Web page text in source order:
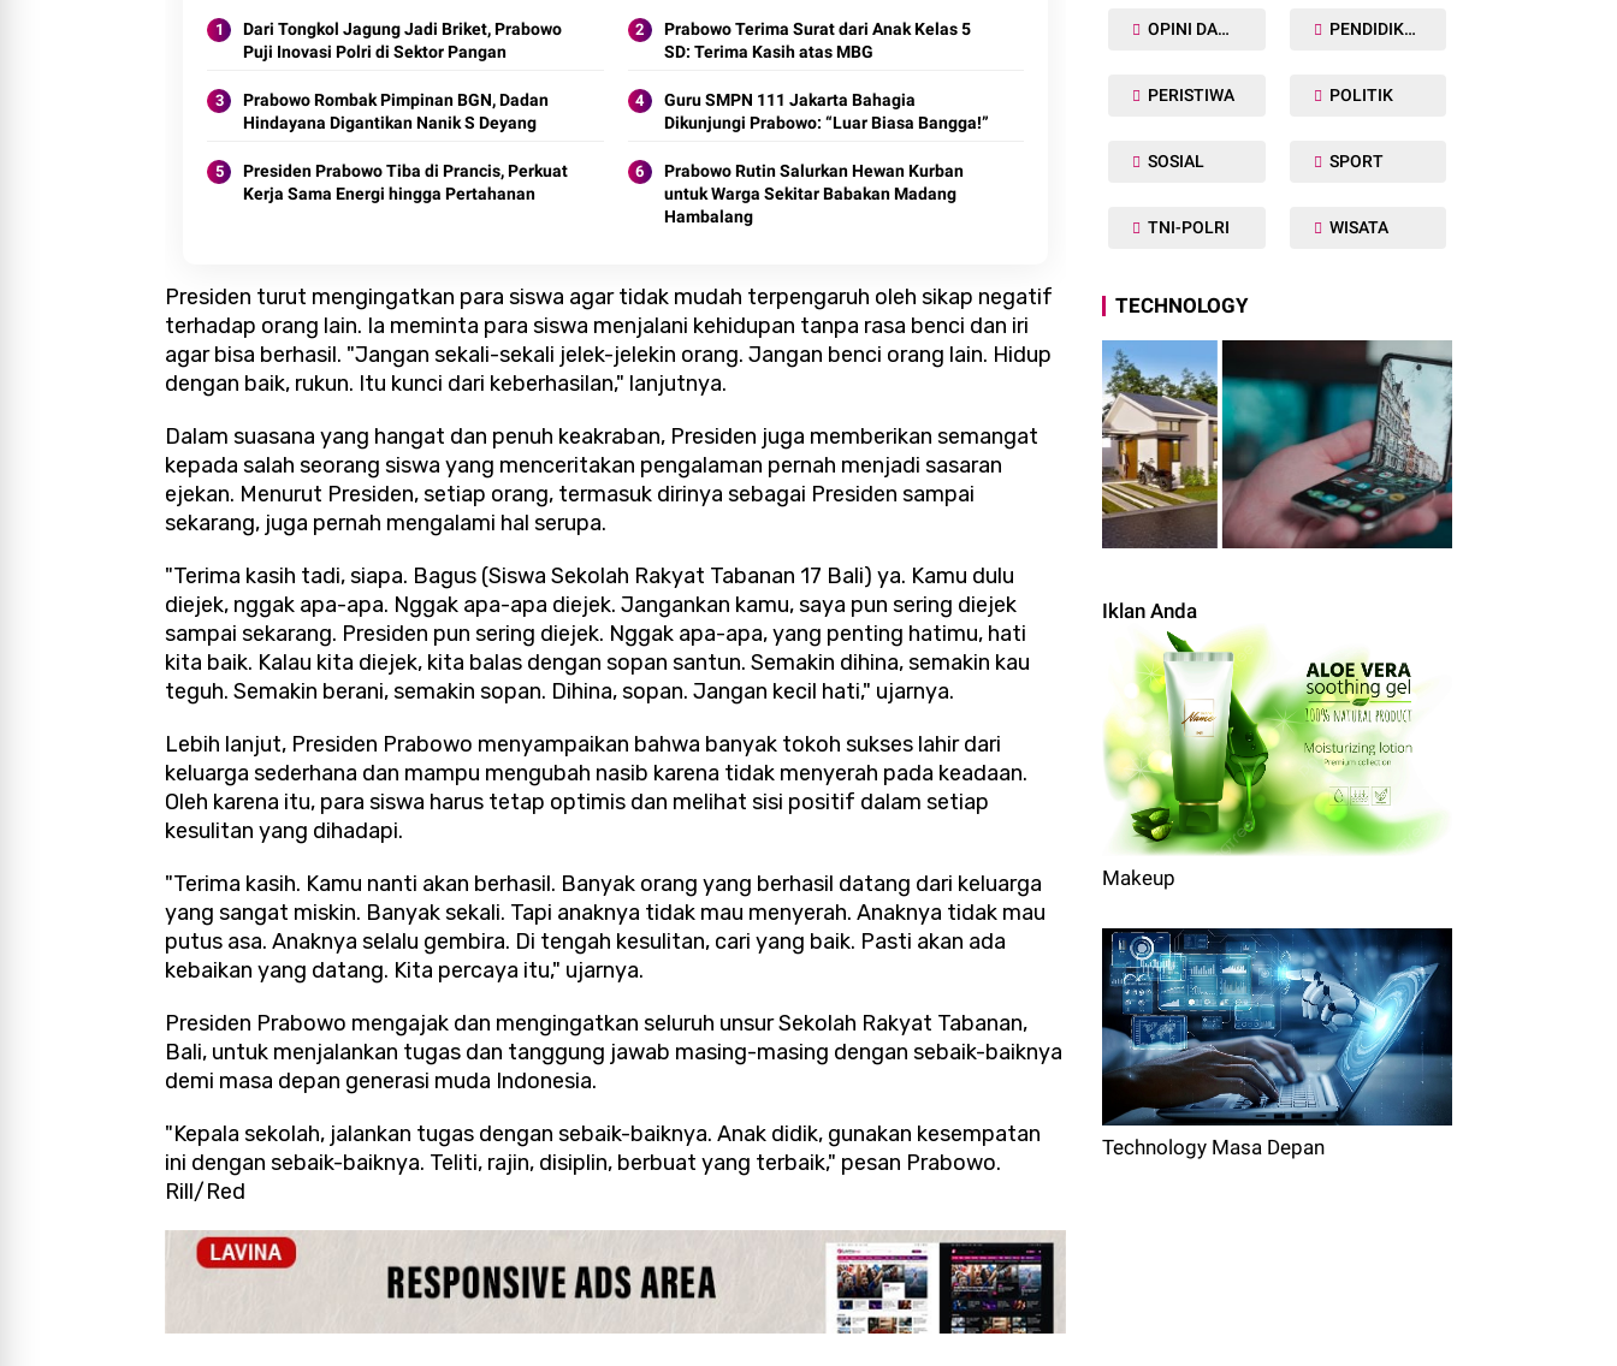
Dari Tongkol Jagung Jadi Briket, Prabowo
Puji Inovasi Polri di Sektor Pangan
Prabowo Terima Surat dari Anak Kelas 5
SD: Terima Kasih atas MBG
Prabowo Rombak Pimpinan BGN, Dadan
Hindayana Digantikan Nanik S Deyang
Guru SMPN 111 Jakarta Bahagia
Dikunjungi Prabowo: “Luar Biasa Bangga!”
Presiden Prabowo Tiba di Prancis, Perkuat
Kerja Sama Energi hingga Pertahanan
Prabowo Rutin Salurkan Hewan Kurban
untuk Warga Sekitar Babakan Madang
Hambalang
Presiden turut mengingatkan para siswa agar tidak mudah terpengaruh oleh sikap negatif
terhadap orang lain. Ia meminta para siswa menjalani kehidupan tanpa rasa benci dan iri
agar bisa berhasil. "Jangan sekali-sekali jelek-jelekin orang. Jangan benci orang lain. Hidup
dengan baik, rukun. Itu kunci dari keberhasilan," lanjutnya.
Dalam suasana yang hangat dan penuh keakraban, Presiden juga memberikan semangat
kepada salah seorang siswa yang menceritakan pengalaman pernah menjadi sasaran
ejekan. Menurut Presiden, setiap orang, termasuk dirinya sebagai Presiden sampai
sekarang, juga pernah mengalami hal serupa.
"Terima kasih tadi, siapa. Bagus (Siswa Sekolah Rakyat Tabanan 17 Bali) ya. Kamu dulu
diejek, nggak apa-apa. Nggak apa-apa diejek. Jangankan kamu, saya pun sering diejek
sampai sekarang. Presiden pun sering diejek. Nggak apa-apa, yang penting hatimu, hati
kita baik. Kalau kita diejek, kita balas dengan sopan santun. Semakin dihina, semakin kau
teguh. Semakin berani, semakin sopan. Dihina, sopan. Jangan kecil hati," ujarnya.
Lebih lanjut, Presiden Prabowo menyampaikan bahwa banyak tokoh sukses lahir dari
keluarga sederhana dan mampu mengubah nasib karena tidak menyerah pada keadaan.
Oleh karena itu, para siswa harus tetap optimis dan melihat sisi positif dalam setiap
kesulitan yang dihadapi.
"Terima kasih. Kamu nanti akan berhasil. Banyak orang yang berhasil datang dari keluarga
yang sangat miskin. Banyak sekali. Tapi anaknya tidak mau menyerah. Anaknya tidak mau
putus asa. Anaknya selalu gembira. Di tengah kesulitan, cari yang baik. Pasti akan ada
kebaikan yang datang. Kita percaya itu," ujarnya.
Presiden Prabowo mengajak dan mengingatkan seluruh unsur Sekolah Rakyat Tabanan,
Bali, untuk menjalankan tugas dan tanggung jawab masing-masing dengan sebaik-baiknya
demi masa depan generasi muda Indonesia.
"Kepala sekolah, jalankan tugas dengan sebaik-baiknya. Anak didik, gunakan kesempatan
ini dengan sebaik-baiknya. Teliti, rajin, disiplin, berbuat yang terbaik," pesan Prabowo.
Rill/Red
OPINI DAN ARTIKEL PENDIDIKAN
PERISTIWA POLITIK
SOSIAL SPORT
TNI-POLRI WISATA
TECHNOLOGY
Iklan Anda
Makeup
Technology Masa Depan